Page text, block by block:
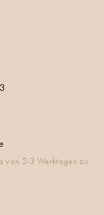
von 2-3 Werktagen zu